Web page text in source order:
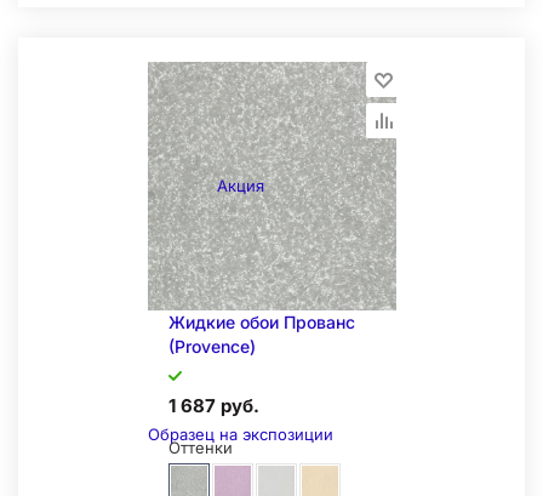
Складская позиция
Акция
Образец на экспозиции
Жидкие обои Прованс
(Provence)
1 687 руб.
Оттенки